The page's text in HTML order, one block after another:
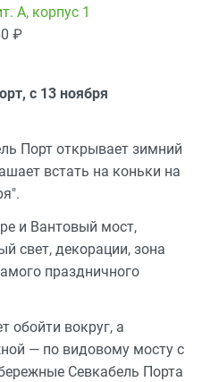
А, корпус 1
₽
с 13 ноября
Порт открывает зимний
встать на коньки на
и Вантовый мост,
свет, декорации, зона
праздничного
обойти вокруг, а
— по видовому мосту с
Севкабель Порта